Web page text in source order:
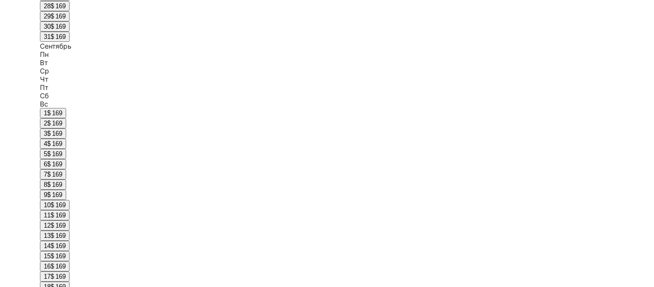
28$ 169
29$ 169
30$ 169
31$ 169
Сентябрь
Пн
Вт
Ср
Чт
Пт
Сб
Вс
1$ 169
2$ 169
3$ 169
4$ 169
5$ 169
6$ 169
7$ 169
8$ 169
9$ 169
10$ 169
11$ 169
12$ 169
13$ 169
14$ 169
15$ 169
16$ 169
17$ 169